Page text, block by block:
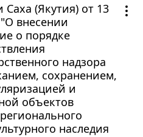
Саха (Якутия) от 13
"О внесении
о порядке
надзора
сохранением,
и
объектов
наследия